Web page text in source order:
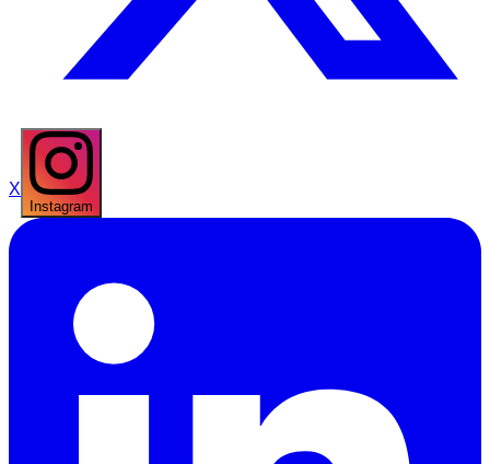
X
Instagram